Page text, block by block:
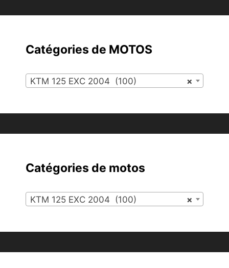
Catégories de MOTOS
×
KTM 125 EXC 2004 (100)
Catégories de motos
×
KTM 125 EXC 2004 (100)